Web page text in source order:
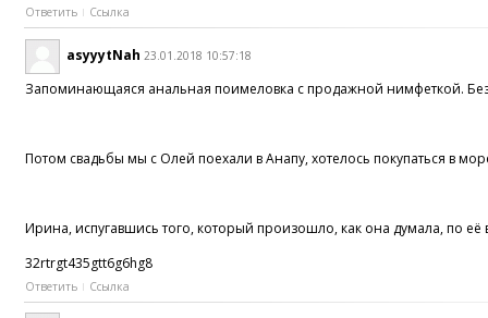
Ответить Ссылка
asyyytNah 23.01.2018 10:57:18
Запоминающаяся анальная поимеловка c продажной нимфеткой.
Потом свадьбы мы с Олей поехали в Анапу, хотелось покупаться в
Ирина, испугавшись того, который произошло, как она думала, по
32rtrgt435gtt6g6hg8
Ответить Ссылка